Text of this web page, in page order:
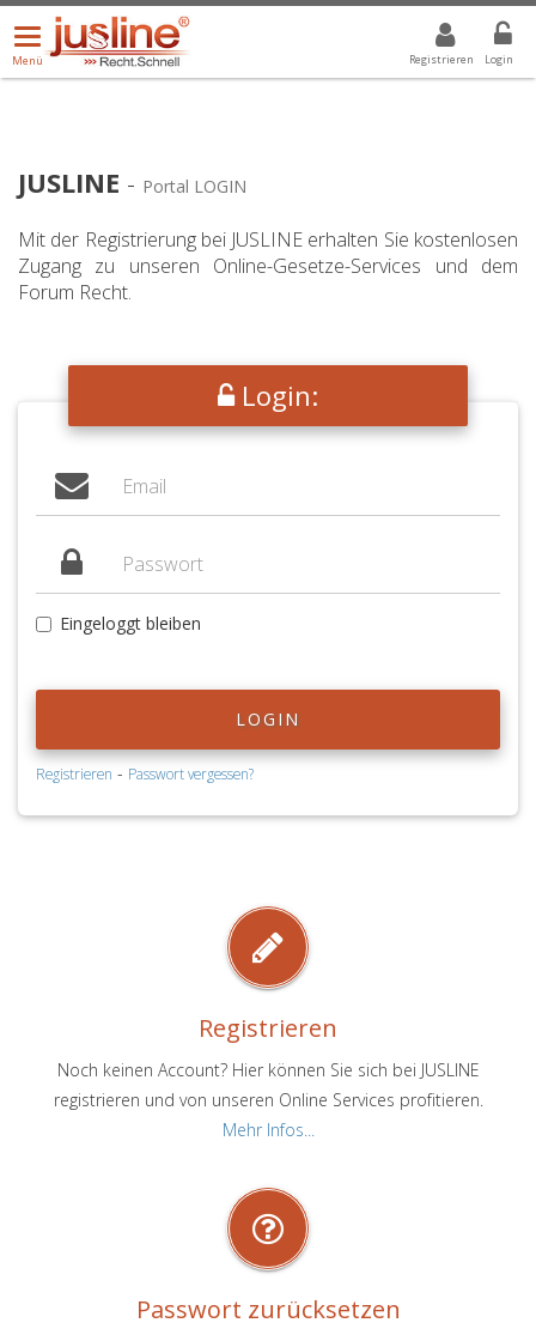
Registrieren Login
Menü
öffnen/schließen
Menü
ALLE DROPDOWN: GEWÄHLTER WERT IST ALLE
JUSLINE - Portal LOGIN
Mit der Registrierung bei JUSLINE erhalten Sie kostenlosen
Zugang zu unseren Online-Gesetze-Services und dem
Forum Recht.
Login:
Eingeloggt bleiben
LOGIN
Registrieren - Passwort vergessen?
Registrieren
Noch keinen Account? Hier können Sie sich bei JUSLINE
registrieren und von unseren Online Services profitieren.
Mehr Infos...
Passwort zurücksetzen